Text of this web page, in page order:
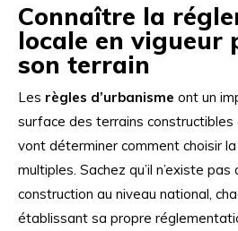
Connaître la
locale en vigueur
son terrain
Les règles d’urbanisme ont un
surface des terrains constructibles
vont déterminer comment choisir
multiples. Sachez qu’il n’existe
construction au niveau national,
établissant sa propre